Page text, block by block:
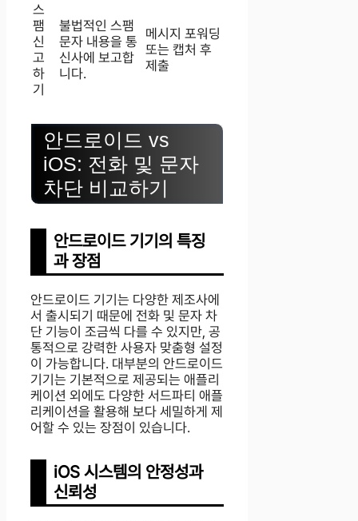
스
팸
신
고
하
기
불법적인 스팸
문자 내용을 통
신사에 보고합
니다.
메시지 포워딩
또는 캡처 후
제출
안드로이드 vs
iOS: 전화 및 문자
차단 비교하기
안드로이드 기기의 특징
과 장점
안드로이드 기기는 다양한 제조사에
서 출시되기 때문에 전화 및 문자 차
단 기능이 조금씩 다를 수 있지만, 공
통적으로 강력한 사용자 맞춤형 설정
이 가능합니다. 대부분의 안드로이드
기기는 기본적으로 제공되는 애플리
케이션 외에도 다양한 서드파티 애플
리케이션을 활용해 보다 세밀하게 제
어할 수 있는 장점이 있습니다.
iOS 시스템의 안정성과
신뢰성